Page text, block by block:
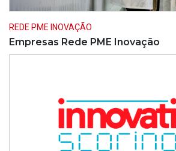
REDE PME INOVAÇÃO
Empresas Rede PME Inovação